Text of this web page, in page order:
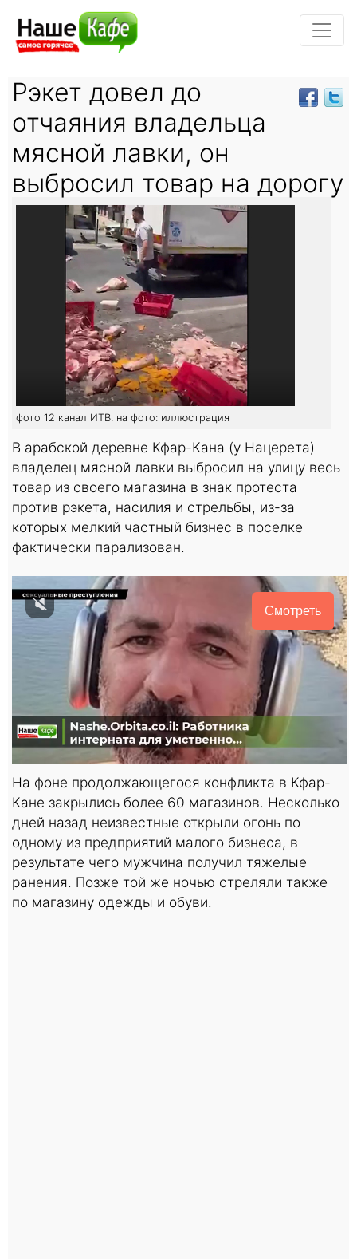
Рэкет довел до
отчаяния владельца
мясной лавки, он
выбросил товар на дорогу
фото 12 канал ИТВ. на фото: иллюстрация
В арабской деревне Кфар-Кана (у Нацерета)
владелец мясной лавки выбросил на улицу весь
товар из своего магазина в знак протеста
против рэкета, насилия и стрельбы, из-за
которых мелкий частный бизнес в поселке
фактически парализован.
Смотреть
На фоне продолжающегося конфликта в Кфар-
Кане закрылись более 60 магазинов. Несколько
дней назад неизвестные открыли огонь по
одному из предприятий малого бизнеса, в
результате чего мужчина получил тяжелые
ранения. Позже той же ночью стреляли также
по магазину одежды и обуви.